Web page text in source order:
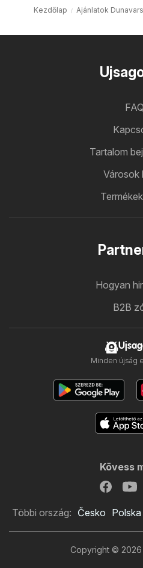
Kezdőlap Ajánlatok
FAQ
Tartalom
Városok
Hogyan
B2B
Minden újság
Kövess
Többi ország: Česko Polska
Copyright © 2026